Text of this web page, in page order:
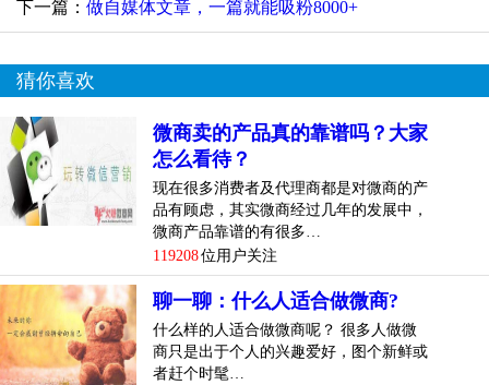
下一篇： 做自媒体文章，一篇就能吸粉8000+
猜你喜欢
微商卖的产品真的靠谱吗？大家
怎么看待？
现在很多消费者及代理商都是对微商的产
品有顾虑，其实微商经过几年的发展中，
微商产品靠谱的有很多…
119208位用户关注
聊一聊：什么人适合做微商?
什么样的人适合做微商呢？ 很多人做微
商只是出于个人的兴趣爱好，图个新鲜或
者赶个时髦…